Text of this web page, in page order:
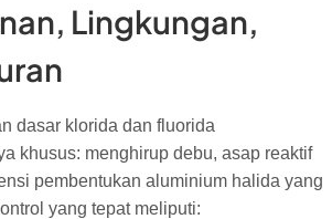
Lingkungan,
dasar klorida dan fluorida
khusus: menghirup debu, asap reaktif
pembentukan aluminium halida yang
yang tepat meliputi: